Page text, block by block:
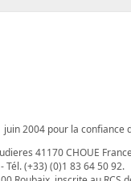
juin 2004 pour la
41170 CHOUE
Tél. (+33) (0)1 83 64 50 92.